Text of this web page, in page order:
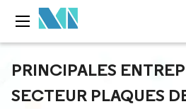
PRINCIPALES
SECTEUR PLAQUES